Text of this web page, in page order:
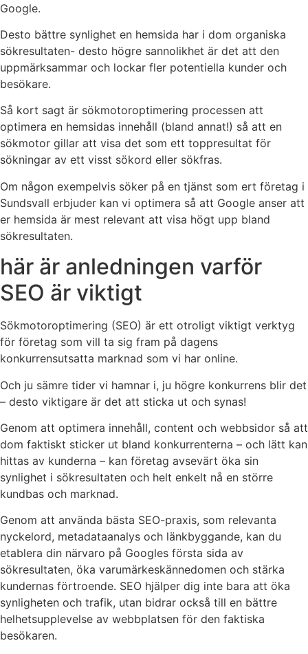
Google.
Desto bättre synlighet en hemsida har i dom organiska
sökresultaten- desto högre sannolikhet är det att den
uppmärksammar och lockar fler potentiella kunder och
besökare.
Så kort sagt är sökmotoroptimering processen att
optimera en hemsidas innehåll (bland annat!) så att en
sökmotor gillar att visa det som ett toppresultat för
sökningar av ett visst sökord eller sökfras.
Om någon exempelvis söker på en tjänst som ert företag i
Sundsvall erbjuder kan vi optimera så att Google anser att
er hemsida är mest relevant att visa högt upp bland
sökresultaten.
här är anledningen varför
SEO är viktigt
Sökmotoroptimering (SEO) är ett otroligt viktigt verktyg
för företag som vill ta sig fram på dagens
konkurrensutsatta marknad som vi har online.
Och ju sämre tider vi hamnar i, ju högre konkurrens blir det
– desto viktigare är det att sticka ut och synas!
Genom att optimera innehåll, content och webbsidor så att
dom faktiskt sticker ut bland konkurrenterna – och lätt kan
hittas av kunderna – kan företag avsevärt öka sin
synlighet i sökresultaten och helt enkelt nå en större
kundbas och marknad.
Genom att använda bästa SEO-praxis, som relevanta
nyckelord, metadataanalys och länkbyggande, kan du
etablera din närvaro på Googles första sida av
sökresultaten, öka varumärkeskännedomen och stärka
kundernas förtroende. SEO hjälper dig inte bara att öka
synligheten och trafik, utan bidrar också till en bättre
helhetsupplevelse av webbplatsen för den faktiska
besökaren.